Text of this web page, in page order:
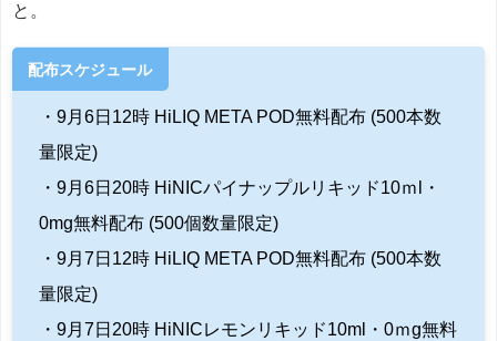
と。
配布スケジュール
・9月6日12時 HiLIQ META POD無料配布 (500本数
量限定)
・9月6日20時 HiNICパイナップルリキッド10ｍl・
0mg無料配布 (500個数量限定)
・9月7日12時 HiLIQ META POD無料配布 (500本数
量限定)
・9月7日20時 HiNICレモンリキッド10ml・0ｍg無料